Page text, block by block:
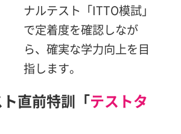
ナルテスト「ITTO模試」
で定着度を確認しなが
ら、確実な学力向上を目
指します。
直前特訓「テストタ